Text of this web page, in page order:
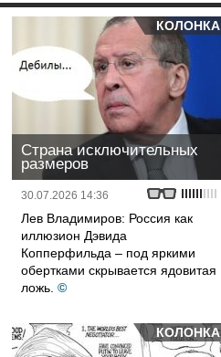
КОЛОНКА
Страна исключительных
размеров
30.07.2026 14:36
Лев Владимиров: Россия как
иллюзион Дэвида
Копперфильда – под яркими
обертками скрывается ядовитая
ложь. ©
КОЛОНКА